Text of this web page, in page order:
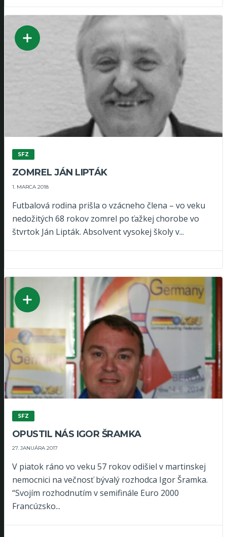
SFZ
ZOMREL JÁN LIPTÁK
1. MARCA 2018
Futbalová rodina prišla o vzácneho člena – vo veku
nedožitých 68 rokov zomrel po ťažkej chorobe vo
štvrtok Ján Lipták. Absolvent vysokej školy v...
SFZ
OPUSTIL NÁS IGOR ŠRAMKA
27. JANUÁRA 2017
V piatok ráno vo veku 57 rokov odišiel v martinskej
nemocnici na večnosť bývalý rozhodca Igor Šramka.
“Svojím rozhodnutím v semifinále Euro 2000
Francúzsko...